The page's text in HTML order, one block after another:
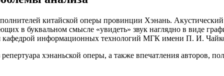
китайской оперы провинции Хэнань.
в буквальном смысле «увидеть» звук наглядно в виде
кафедрой информационных технологий МГК имени П. И.
хэнаньской оперы, а также впечатления авторов,